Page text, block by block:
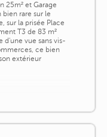
25m² et Garage
bien rare sur le
sur la prisée Place
T3 de 83 m²
d'une vue sans vis-
ce bien
extérieur